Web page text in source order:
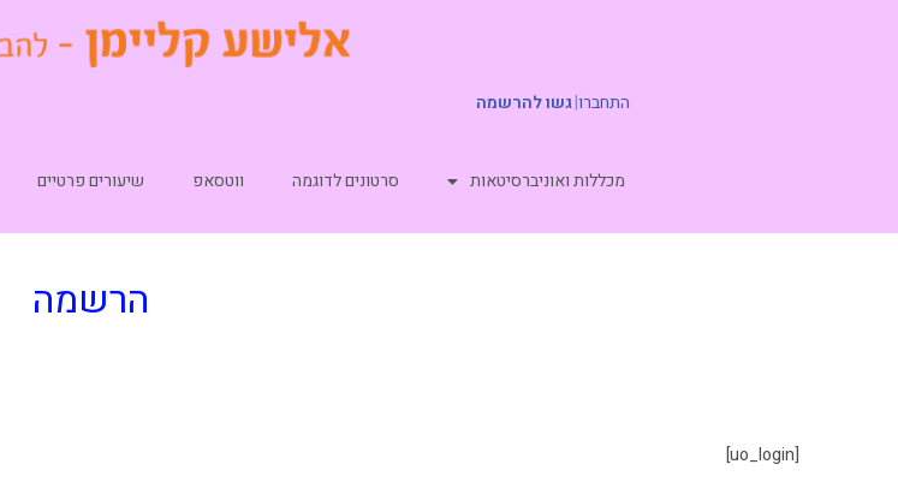
התחברו|גשו להרשמה
מכללות ואוניברסיטאות סרטונים לדוגמה ווטסאפ שיעורים פרטיים
הרשמה
[uo_login]